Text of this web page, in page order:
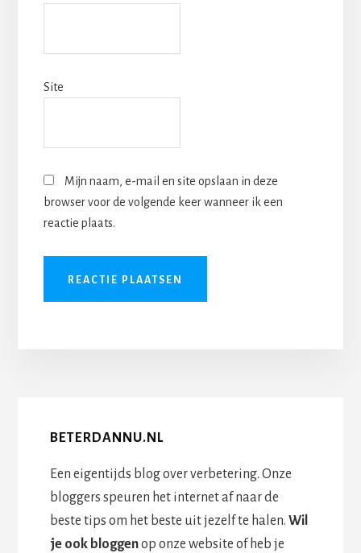
Site
Mijn naam, e-mail en site opslaan in deze
browser voor de volgende keer wanneer ik een
reactie plaats.
BETERDANNU.NL
Een eigentijds blog over verbetering. Onze
bloggers speuren het internet af naar de
beste tips om het beste uit jezelf te halen.Wil
je ook bloggenop onze website of heb je